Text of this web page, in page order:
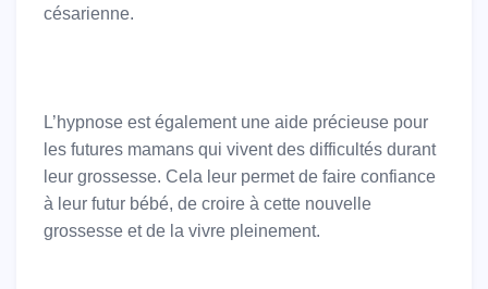
césarienne.
L’hypnose est également une aide précieuse pour
les futures mamans qui vivent des difficultés durant
leur grossesse. Cela leur permet de faire confiance
à leur futur bébé, de croire à cette nouvelle
grossesse et de la vivre pleinement.